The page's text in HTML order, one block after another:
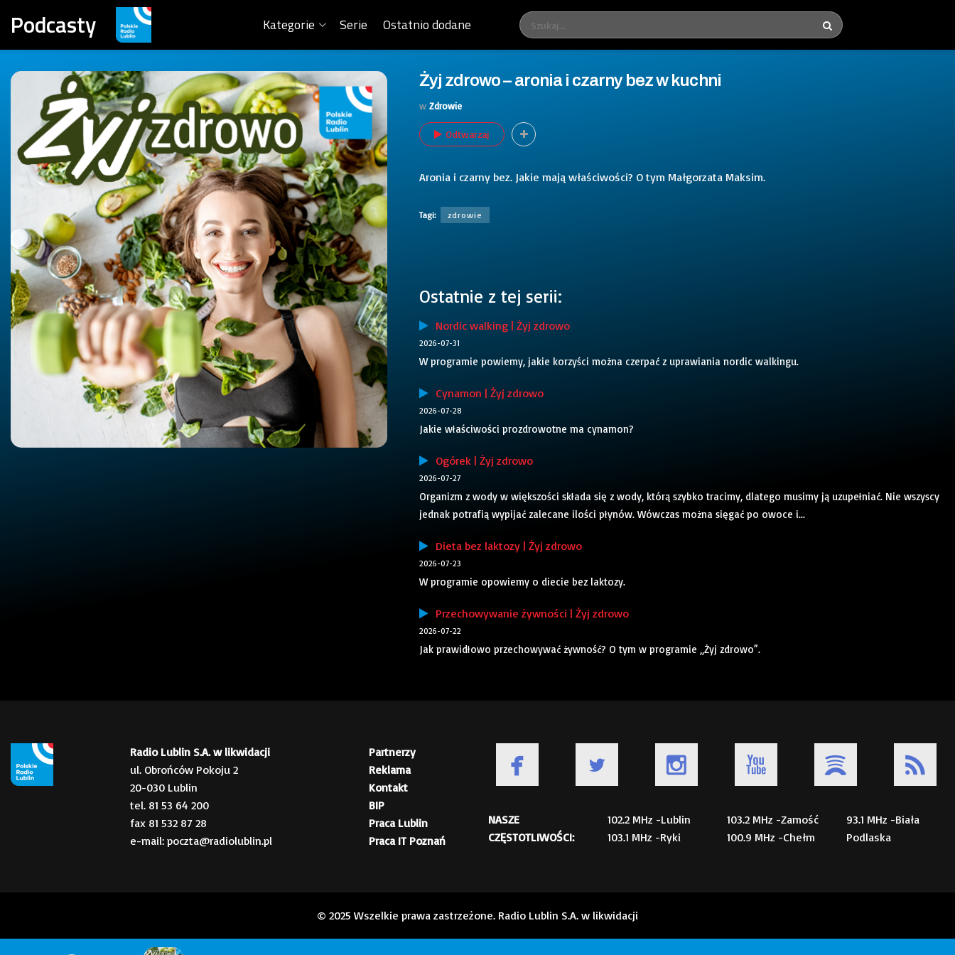
Podcasty Kategorie Serie Ostatnio dodane
Żyj zdrowo – aronia i czarny bez w kuchni
w Zdrowie
Odtwarzaj
Aronia i czarny bez. Jakie mają właściwości? O tym Małgorzata Maksim.
Tagi: zdrowie
Ostatnie z tej serii:
Nordic walking | Żyj zdrowo
2026-07-31
W programie powiemy, jakie korzyści można czerpać z uprawiania nordic walkingu.
Cynamon | Żyj zdrowo
2026-07-28
Jakie właściwości prozdrowotne ma cynamon?
Ogórek | Żyj zdrowo
2026-07-27
Organizm z wody w większości składa się z wody, którą szybko tracimy, dlatego musimy ją uzupełniać. Nie wszyscy
jednak potrafią wypijać zalecane ilości płynów. Wówczas można sięgać po owoce i...
Dieta bez laktozy | Żyj zdrowo
2026-07-23
W programie opowiemy o diecie bez laktozy.
Przechowywanie żywności | Żyj zdrowo
2026-07-22
Jak prawidłowo przechowywać żywność? O tym w programie „Żyj zdrowo”.
Radio Lublin S.A. w likwidacji
ul. Obrońców Pokoju 2
20-030 Lublin
tel. 81 53 64 200
fax 81 532 87 28
e-mail: poczta@radiolublin.pl
Partnerzy
Reklama
Kontakt
BIP
Praca Lublin
Praca IT Poznań
NASZE
CZĘSTOTLIWOŚCI:
102.2 MHz -Lublin
103.1 MHz -Ryki
103.2 MHz -Zamość
100.9 MHz -Chełm
93.1 MHz -Biała
Podlaska
© 2025 Wszelkie prawa zastrzeżone. Radio Lublin S.A. w likwidacji